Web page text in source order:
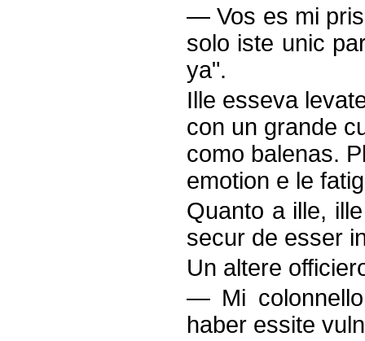
— Vos es mi
solo iste unic
ya".
Ille esseva
con un grande
como balenas.
emotion e le
Quanto a ille,
secur de esser
Un altere
— Mi
haber essite